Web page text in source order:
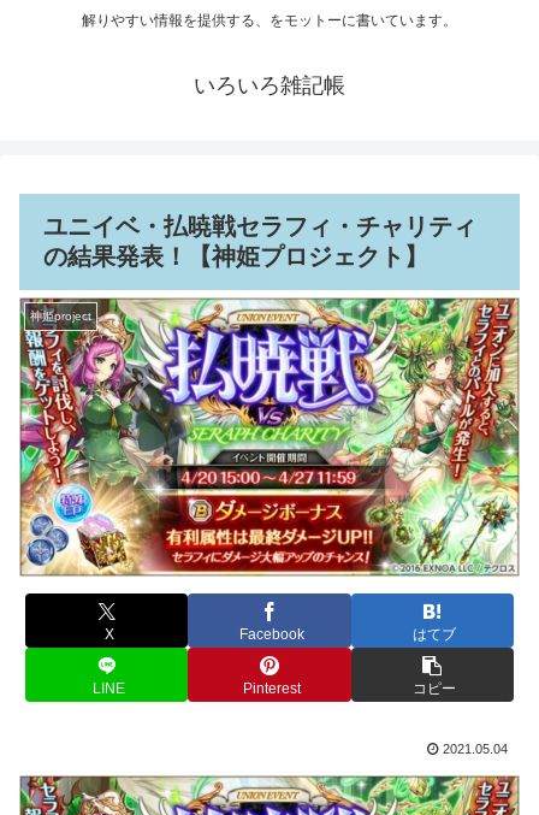
解りやすい情報を提供する、をモットーに書いています。
いろいろ雑記帳
ユニイベ・払暁戦セラフィ・チャリティ
の結果発表！【神姫プロジェクト】
神姫project
X Facebook はてブ
LINE Pinterest コピー
2021.05.04